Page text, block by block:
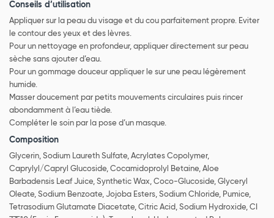
Conseils d’utilisation
Appliquer sur la peau du visage et du cou parfaitement propre. Eviter
le contour des yeux et des lèvres.
Pour un nettoyage en profondeur, appliquer directement sur peau
sèche sans ajouter d’eau.
Pour un gommage douceur appliquer le sur une peau légèrement
humide.
Masser doucement par petits mouvements circulaires puis rincer
abondamment à l’eau tiède.
Compléter le soin par la pose d’un masque.
Composition
Glycerin, Sodium Laureth Sulfate, Acrylates Copolymer,
Caprylyl/Capryl Glucoside, Cocamidoprolyl Betaine, Aloe
Barbadensis Leaf Juice, Synthetic Wax, Coco-Glucoside, Glyceryl
Oleate, Sodium Benzoate, Jojoba Esters, Sodium Chloride, Pumice,
Tetrasodium Glutamate Diacetate, Citric Acid, Sodium Hydroxide, CI